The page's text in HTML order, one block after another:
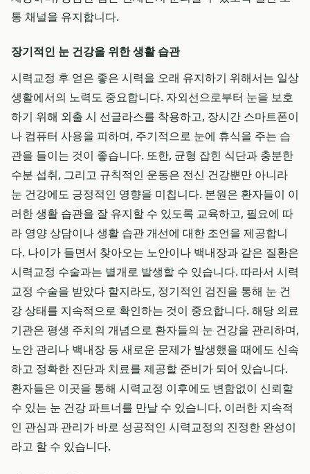
통 채널을 유지합니다.
장기적인 눈 건강을 위한 생활 습관
시력교정 후 얻은 좋은 시력을 오래 유지하기 위해서는 일상
생활에서의 노력도 중요합니다. 자외선으로부터 눈을 보호
하기 위해 외출 시 선글라스를 착용하고, 장시간 스마트폰이
나 컴퓨터 사용을 피하며, 주기적으로 눈에 휴식을 주는 습
관을 들이는 것이 좋습니다. 또한, 균형 잡힌 식단과 충분한
수분 섭취, 그리고 규칙적인 운동은 전신 건강뿐만 아니라
눈 건강에도 긍정적인 영향을 미칩니다. 본원은 환자들이 이
러한 생활 습관을 잘 유지할 수 있도록 교육하고, 필요에 따
라 영양 상담이나 생활 습관 개선에 대한 조언을 제공합니
다. 나이가 들면서 찾아오는 노안이나 백내장과 같은 질환은
시력교정 수술과는 별개로 발생할 수 있습니다. 따라서 시력
교정 수술을 받았다 할지라도, 정기적인 검진을 통해 눈 건
강 상태를 지속적으로 확인하는 것이 중요합니다. 해당 의료
기관은 평생 주치의 개념으로 환자들의 눈 건강을 관리하며,
노안 관리나 백내장 등 새로운 문제가 발생했을 때에도 신속
하고 정확한 진단과 치료를 제공할 준비가 되어 있습니다.
환자들은 이곳을 통해 시력교정 이후에도 변함없이 신뢰할
수 있는 눈 건강 파트너를 만날 수 있습니다. 이러한 지속적
인 관심과 관리가 바로 성공적인 시력교정의 진정한 완성이
라고 할 수 있습니다.